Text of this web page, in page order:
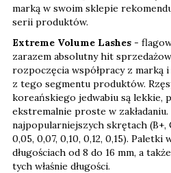
marką w swoim sklepie
serii produktów.
Extreme Volume Lashes -
zarazem absolutny hit
rozpoczęcia współpracy z marką
z tego segmentu produktów.
koreańskiego jedwabiu są lekkie,
ekstremalnie proste w zakładaniu.
najpopularniejszych skrętach (B+,
0,05, 0,07, 0,10, 0,12, 0,15).
długościach od 8 do 16 mm, a
tych właśnie długości.